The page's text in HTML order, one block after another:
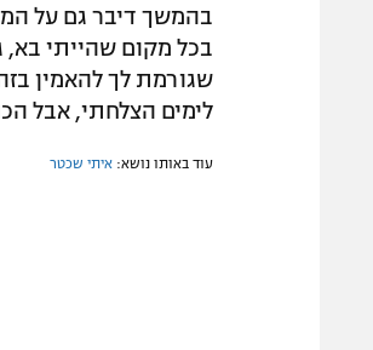
בהמשך דיבר גם על
בכל מקום שהייתי בא,
שגורמת לך להאמין
לימים הצלחתי, אבל
עוד באותו נושא: איתי שכטר